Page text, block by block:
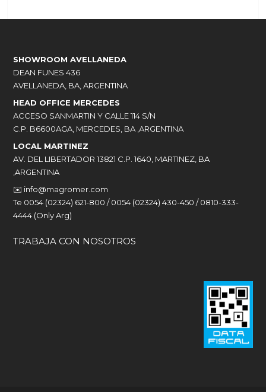
SHOWROOM AVELLANEDA
DEAN FUNES 436
AVELLANEDA, BA, ARGENTINA
HEAD OFFICE MERCEDES
ACCESO SANMARTIN Y CALLE 114 S/N
C.P. B6600AGA, MERCEDES, BA ,ARGENTINA
LOCAL MARTINEZ
AV. DEL LIBERTADOR 13821 C.P. 1640, MARTINEZ, BA
,ARGENTINA
✉️ info@magromer.com
Te 0054 (02324) 621-800 / 0054 (02324) 430-450 / 0810-333-
4444 (Only Arg)
TRABAJA CON NOSOTROS